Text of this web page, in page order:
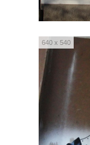
640 x 540